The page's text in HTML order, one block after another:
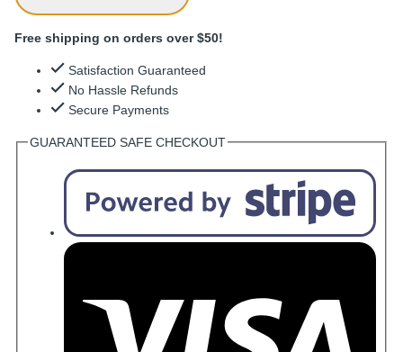
Free shipping on orders over $50!
Satisfaction Guaranteed
No Hassle Refunds
Secure Payments
GUARANTEED SAFE CHECKOUT